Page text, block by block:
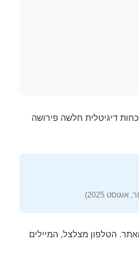
נוכחות דיגיטלית חלשה פירושה
2025)
פניות איכותיות דרך האתר. הטלפון מצלצל, המיילים